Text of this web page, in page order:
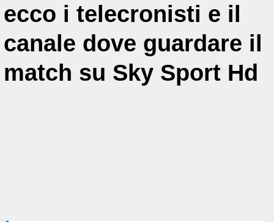
ecco i telecronisti e il
canale dove guardare il
match su Sky Sport Hd